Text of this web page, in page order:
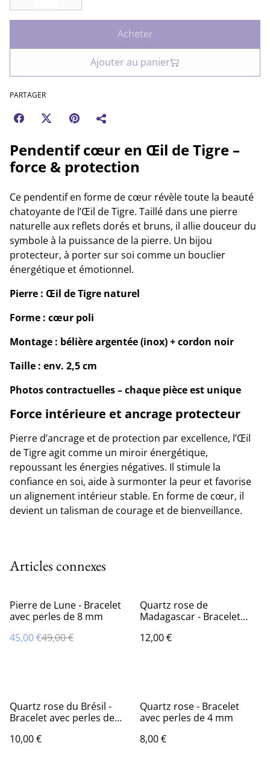
Acheter
Ajouter au panier
PARTAGER
Pendentif cœur en Œil de Tigre –
force & protection
Ce pendentif en forme de cœur révèle toute la beauté
chatoyante de l’Œil de Tigre. Taillé dans une pierre
naturelle aux reflets dorés et bruns, il allie douceur du
symbole à la puissance de la pierre. Un bijou
protecteur, à porter sur soi comme un bouclier
énergétique et émotionnel.
Pierre : Œil de Tigre naturel
Forme : cœur poli
Montage : bélière argentée (inox) + cordon noir
Taille : env. 2,5 cm
Photos contractuelles – chaque pièce est unique
Force intérieure et ancrage protecteur
Pierre d’ancrage et de protection par excellence, l’Œil
de Tigre agit comme un miroir énergétique,
repoussant les énergies négatives. Il stimule la
confiance en soi, aide à surmonter la peur et favorise
un alignement intérieur stable. En forme de cœur, il
devient un talisman de courage et de bienveillance.
Articles connexes
%
Pierre de Lune - Bracelet
avec perles de 8 mm
45,00 €49,00 €
Quartz rose de
Madagascar - Bracelet
12,00 €
Quartz rose du Brésil -
Bracelet avec perles de
10,00 €
Quartz rose - Bracelet
avec perles de 4 mm
8,00 €